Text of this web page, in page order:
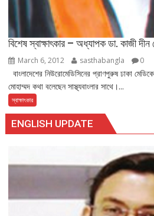
বিশেষ স্বাক্ষাৎকার – অধ্যাপক ডা. কাজী দীন
March 6, 2012 sasthabangla 0
বাংলাদেশের নিউরোমেডিসিনের প্রাণপুরুষ ঢাকা
মোহাম্মদ কথা বলেছেন সাস্থ্যবাংলার সাথে।...
স্বাক্ষাৎকার
ENGLISH UPDATE